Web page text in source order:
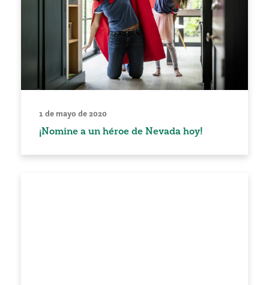
1 de mayo de 2020
¡Nomine a un héroe de Nevada hoy!